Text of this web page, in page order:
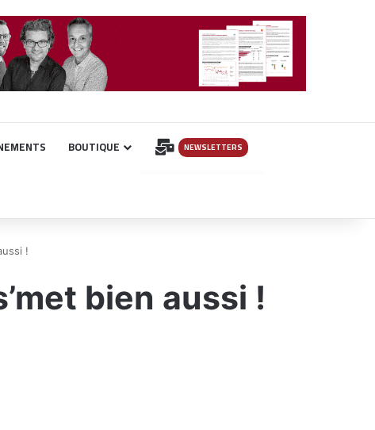
BOUTIQUE INSCRIPTION
NEWSLETTERS
!
bien aussi !